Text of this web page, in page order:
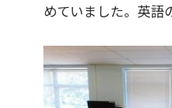
めていました。英語